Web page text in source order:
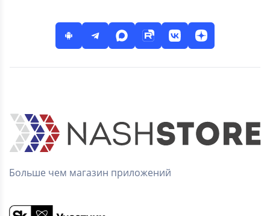
Больше чем магазин приложений